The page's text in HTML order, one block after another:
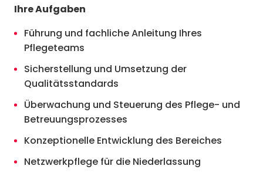
Ihre Aufgaben
Führung und fachliche Anleitung Ihres
Pflegeteams
Sicherstellung und Umsetzung der
Qualitätsstandards
Überwachung und Steuerung des Pflege- und
Betreuungsprozesses
Konzeptionelle Entwicklung des Bereiches
Netzwerkpflege für die Niederlassung